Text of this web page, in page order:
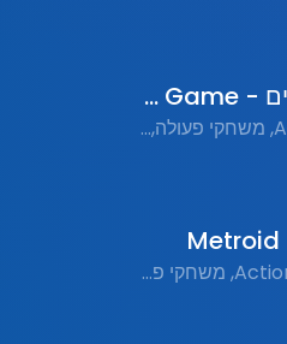
משחק אבירים - Knights Game
Action Games, משחקי פעולה, Medieval Games, משחקי תקופה, Flash Games, משחקי פלאש נוסטלגים
Action, Platformer, משחקי פלאש נוסטלגים, פעולה, פלטפורמה